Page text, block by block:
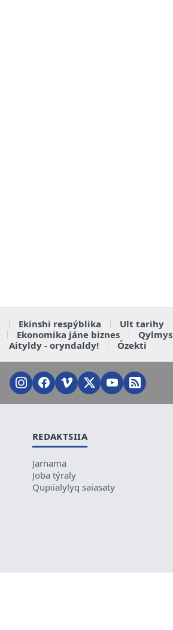
Ekinshi respýblika Ult tarihy
Ekonomika jáne biznes Qylmys
Aityldy - oryndaldy!
Ózekti
REDAKTSIIA
Jarnama
Joba týraly
Qupiialylyq saiasaty